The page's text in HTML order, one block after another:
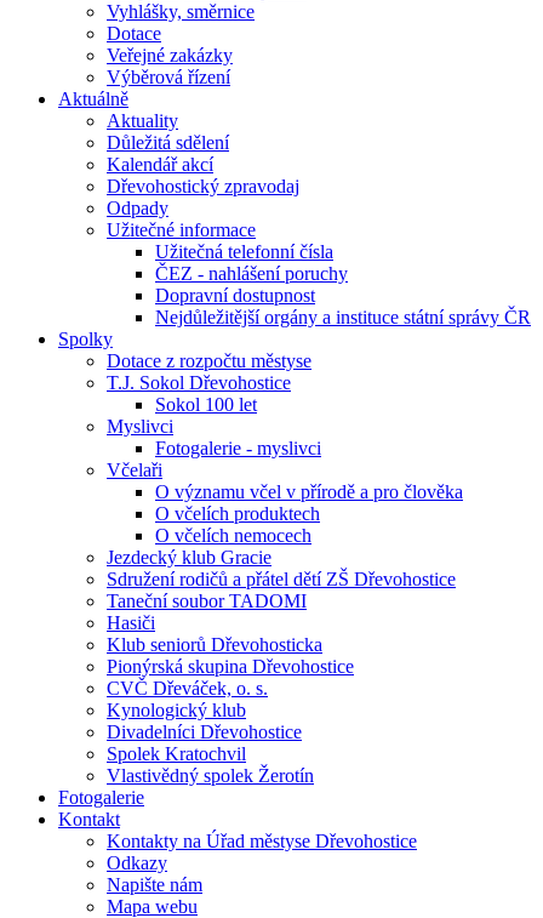
Vyhlášky, směrnice
Dotace
Veřejné zakázky
Výběrová řízení
Aktuálně
Aktuality
Důležitá sdělení
Kalendář akcí
Dřevohostický zpravodaj
Odpady
Užitečné informace
Užitečná telefonní čísla
ČEZ - nahlášení poruchy
Dopravní dostupnost
Nejdůležitější orgány a instituce státní správy ČR
Spolky
Dotace z rozpočtu městyse
T.J. Sokol Dřevohostice
Sokol 100 let
Myslivci
Fotogalerie - myslivci
Včelaři
O významu včel v přírodě a pro člověka
O včelích produktech
O včelích nemocech
Jezdecký klub Gracie
Sdružení rodičů a přátel dětí ZŠ Dřevohostice
Taneční soubor TADOMI
Hasiči
Klub seniorů Dřevohosticka
Pionýrská skupina Dřevohostice
CVČ Dřeváček, o. s.
Kynologický klub
Divadelníci Dřevohostice
Spolek Kratochvil
Vlastivědný spolek Žerotín
Fotogalerie
Kontakt
Kontakty na Úřad městyse Dřevohostice
Odkazy
Napište nám
Mapa webu